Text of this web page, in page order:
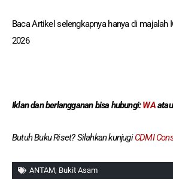
Baca Artikel selengkapnya hanya di majalah
2026
Iklan dan berlanggananbisa hubungi:WA
Butuh Buku Riset? Silahkan kunjugiCDMI
ANTAM Bukit Asam